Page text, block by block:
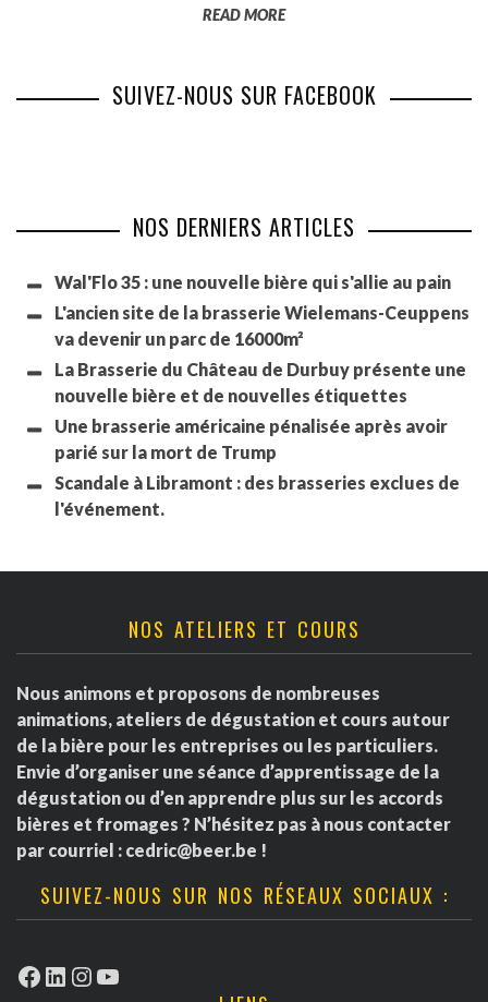
READ MORE
SUIVEZ-NOUS SUR FACEBOOK
NOS DERNIERS ARTICLES
Wal'Flo 35 : une nouvelle bière qui s'allie au pain
L'ancien site de la brasserie Wielemans-Ceuppens
va devenir un parc de 16000m²
La Brasserie du Château de Durbuy présente une
nouvelle bière et de nouvelles étiquettes
Une brasserie américaine pénalisée après avoir
parié sur la mort de Trump
Scandale à Libramont : des brasseries exclues de
l'événement.
NOS ATELIERS ET COURS
Nous animons et proposons de nombreuses
animations, ateliers de dégustation et cours autour
de la bière pour les entreprises ou les particuliers.
Envie d’organiser une séance d’apprentissage de la
dégustation ou d’en apprendre plus sur les accords
bières et fromages ? N’hésitez pas à nous contacter
par courriel : cedric@beer.be !
SUIVEZ-NOUS SUR NOS RÉSEAUX SOCIAUX :
Facebook
LinkedIn
Instagram
YouTube